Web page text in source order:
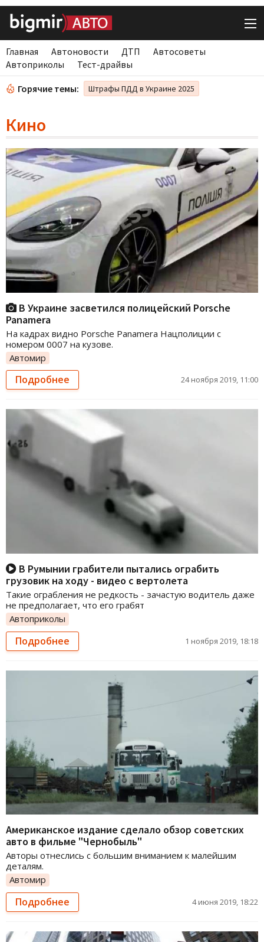
Главная Автоновости ДТП
Автосоветы
Автоприколы
Тест-драйвы
Горячие темы: Штрафы ПДД в Украине 2025
Кино
В Украине засветился полицейский Porsche
Panamera
На кадрах видно Porsche Panamera Нацполиции с
номером 0007 на кузове.
Автомир
Подробнее 24 ноября 2019, 11:00
В Румынии грабители пытались ограбить
грузовик на ходу - видео с вертолета
Такие ограбления не редкость - зачастую водитель даже
не предполагает, что его грабят
Автоприколы
Подробнее 1 ноября 2019, 18:18
Американское издание сделало обзор советских
авто в фильме "Чернобыль"
Авторы отнеслись с большим вниманием к малейшим
деталям.
Автомир
Подробнее 4 июня 2019, 18:22